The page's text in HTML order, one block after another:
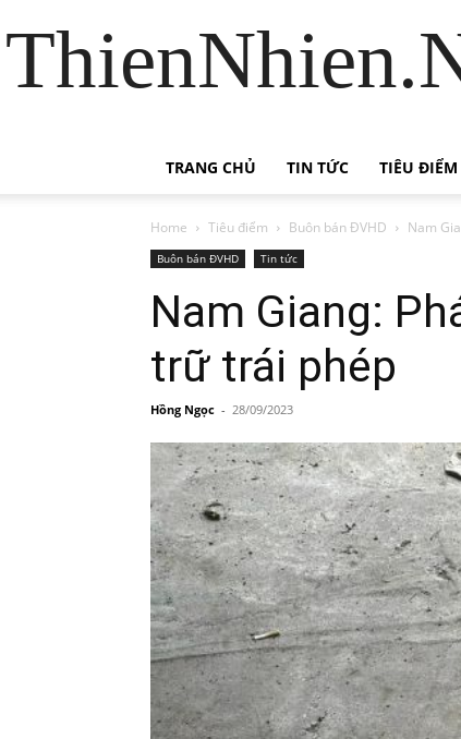
TRANG CHỦ TIN TỨC TIÊU ĐIỂM
Home Tiêu điểm Buôn bán ĐVHD Nam
Buôn bán ĐVHD Tin tức
Nam Giang:
trữ trái phép
Hồng Ngọc - 28/09/2023